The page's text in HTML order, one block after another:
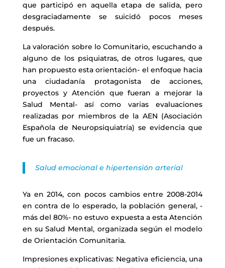
que participó en aquella etapa de salida, pero
desgraciadamente se suicidó pocos meses
después.
La valoración sobre lo Comunitario, escuchando a
alguno de los psiquiatras, de otros lugares, que
han propuesto esta orientación- el enfoque hacia
una ciudadanía protagonista de acciones,
proyectos y Atención que fueran a mejorar la
Salud Mental- así como varias evaluaciones
realizadas por miembros de la AEN (Asociación
Española de Neuropsiquiatría) se evidencia que
fue un fracaso.
Salud emocional e hipertensión arterial
Ya en 2014, con pocos cambios entre 2008-2014
en contra de lo esperado, la población general, -
más del 80%- no estuvo expuesta a esta Atención
en su Salud Mental, organizada según el modelo
de Orientación Comunitaria.
Impresiones explicativas: Negativa eficiencia, una